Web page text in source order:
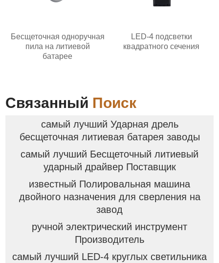
Бесщеточная одноручная
пила на литиевой
батарее
LED-4 подсветки
квадратного сечения
Связанный Поиск
самый лучший Ударная дрель
бесщеточная литиевая батарея заводы
самый лучший Бесщеточный литиевый
ударный драйвер Поставщик
известный Полировальная машина
двойного назначения для сверления на
завод
ручной электрический инструмент
Производитель
самый лучший LED-4 круглых светильника